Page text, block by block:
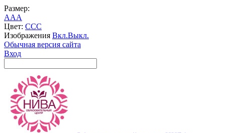
Размер:
AAA
Цвет: CCC
Изображения Вкл.Выкл.
Обычная версия сайта
Вход